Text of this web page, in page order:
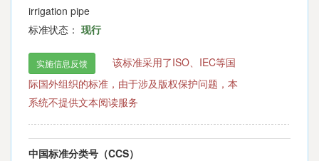
irrigation pipe
标准状态： 现行
实施信息反馈
该标准采用了ISO、IEC等国
际国外组织的标准，由于涉及版权保护问题，本
系统不提供文本阅读服务
中国标准分类号（CCS）